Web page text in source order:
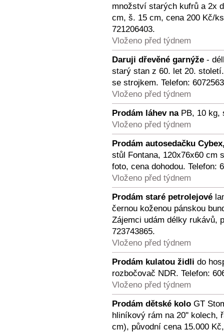
množství starých kufrů a 2x
cm, š. 15 cm, cena 200 Kč/
721206403.
Vloženo před týdnem
Daruji dřevěné garnýže -
starý stan z 60. let 20.
se strojkem. Telefon:
Vloženo před týdnem
Prodám láhev naPB, 10 kg,
Vloženo před týdnem
Prodám autosedačku
stůl Fontana, 120x76x60 cm
foto, cena dohodou. Telefon:
Vloženo před týdnem
Prodám staré petrolejové
černou koženou pánskou
Zájemci udám délky rukávů,
723743865.
Vloženo před týdnem
Prodám kulatou židli do
rozbočovač NDR. Telefon:
Vloženo před týdnem
Prodám dětské kolo GT
hliníkový rám na 20'' kolech,
cm), původní cena 15.000